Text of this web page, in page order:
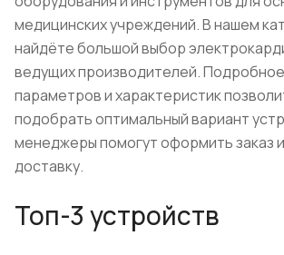
медицинских учреждений. В нашем
найдёте большой выбор
ведущих производителей.
параметров и характеристик
подобрать оптимальный вариант
менеджеры помогут оформить заказ
доставку.
Топ-3 устройств